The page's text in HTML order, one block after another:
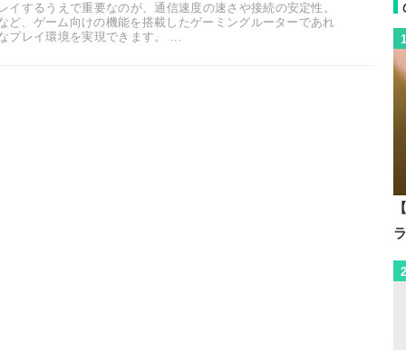
イするうえで重要なのが、通信速度の速さや接続の安定性。
ど、ゲーム向けの機能を搭載したゲーミングルーターであれ
プレイ環境を実現できます。 ...